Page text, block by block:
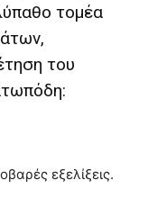
τομέα
του
εξελίξεις.